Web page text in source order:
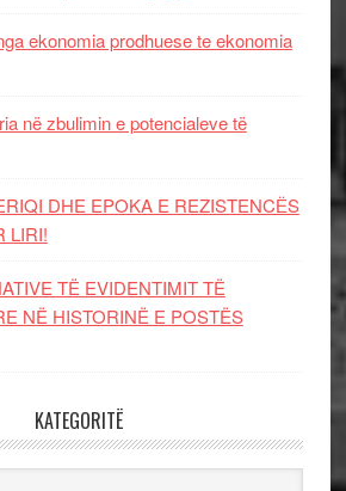
ekonomia prodhuese te ekonomia
në zbulimin e potencialeve të
DHE EPOKA E REZISTENCЁS
LIRI!
TË EVIDENTIMIT TË
NË HISTORINË E POSTËS
KATEGORITË